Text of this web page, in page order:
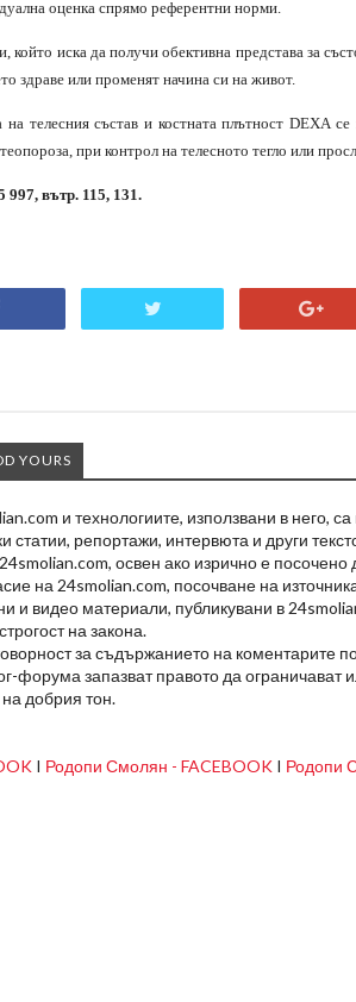
оценка спрямо референтни норми.
иска да получи обективна представа за
здраве или променят начина си на живот.
на телесния състав и костната плътност DEXA
при контрол на телесното тегло или
997, вътр. 115, 131.
YOURS
и технологиите, използвани в него,
статии, репортажи, интервюта и други
освен ако изрично е
на 24smolian.com, посочване на
и видео материали, публикувани в
на закона.
за съдържанието на коментарите
форума запазват правото да ограничават
добрия тон.
I Родопи Смолян - FACEBOOK I Родопи